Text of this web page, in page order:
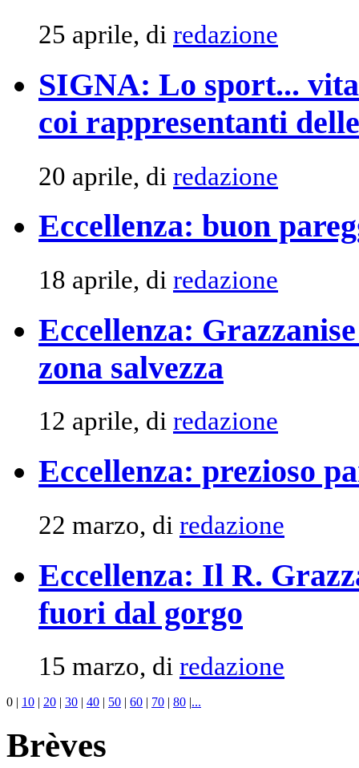
25 aprile, di redazione
SIGNA: Lo sport...
coi rappresentanti
20 aprile, di redazione
Eccellenza: buon
18 aprile, di redazione
Eccellenza:
zona salvezza
12 aprile, di redazione
Eccellenza: prezioso
22 marzo, di redazione
Eccellenza: Il R.
fuori dal gorgo
15 marzo, di redazione
0 | 10 | 20 | 30 | 40 | 50 | 60 | 70 | 80 |...
Brèves